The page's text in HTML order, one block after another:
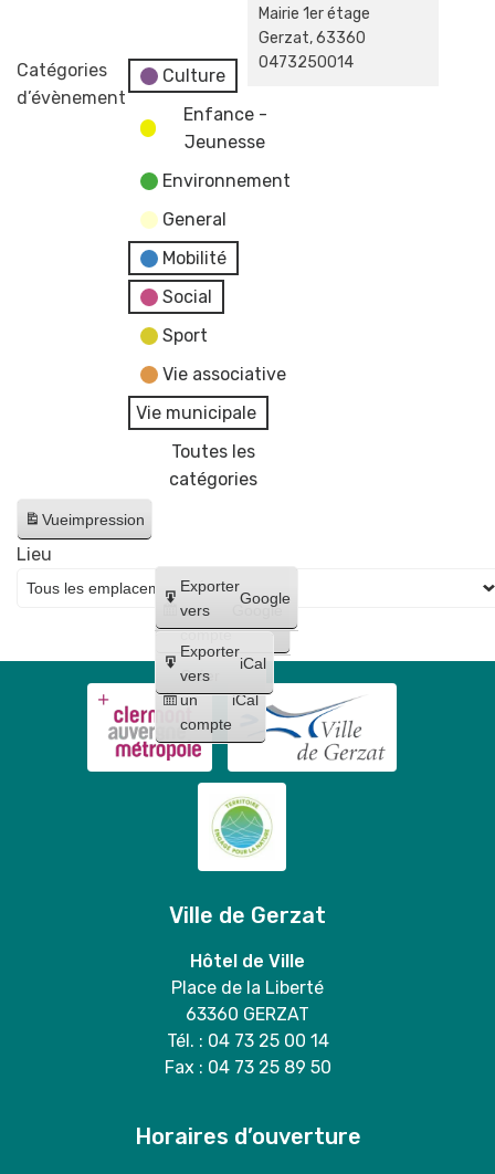
Mairie 1er étage
Gerzat,63360
0473250014
Catégories
d’évènement
Culture
Enfance -
Jeunesse
Environnement
General
Mobilité
Social
Sport
Vie associative
Vie municipale
Toutes les
catégories
Vueimpression
Créer
un
compte
Google
Créer
un
compte
iCal
Exporter
vers
Google
Exporter
vers
iCal
Lieu
Ville de Gerzat
Hôtel de Ville
Place de la Liberté
63360 GERZAT
Tél. : 04 73 25 00 14
Fax : 04 73 25 89 50
Horaires d’ouverture